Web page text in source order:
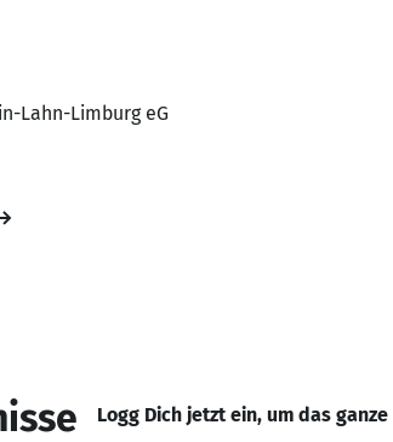
Lahn-Limburg eG
Logg Dich jetzt ein, um das